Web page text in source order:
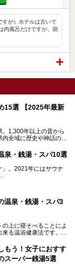
すが）ホテルは古いで
内風呂だけですが、宿
15選 【2025年最新
1,300年以上の昔から
全域に歴史や神話の舞
感じられる地域です。
利な街中にある施設か
ティ豊か。ここでは、
介します。
泉・銭湯・スパ10選
」。2021年にはサウナ
トドアフィンランド式
しませんか？
温泉・銭湯・スパ3
上に寝そべることによ
る温浴健康法です。じ
や美容にも良い影響が期
だわった、奈良県内の
介させていただきま
もう！女子におすす
スーパー銭湯5選